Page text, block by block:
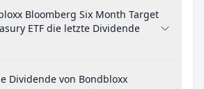
Bloomberg Six Month Target
ETF die letzte Dividende
Dividende von Bondbloxx